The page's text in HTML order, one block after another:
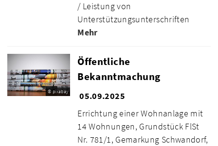
/ Leistung von
Unterstützungsunterschriften
Mehr
© pixabay
Öffentliche
Bekanntmachung
05.09.2025
Errichtung einer Wohnanlage mit
14 Wohnungen, Grundstück FlSt
Nr. 781/1, Gemarkung Schwandorf,